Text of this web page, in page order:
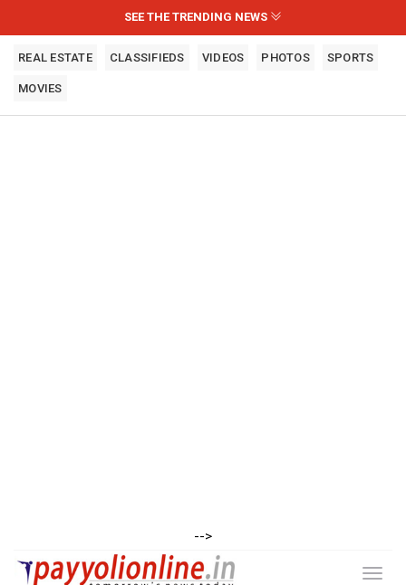
SEE THE TRENDING NEWS
REAL ESTATE CLASSIFIEDS VIDEOS PHOTOS SPORTS
MOVIES
-->